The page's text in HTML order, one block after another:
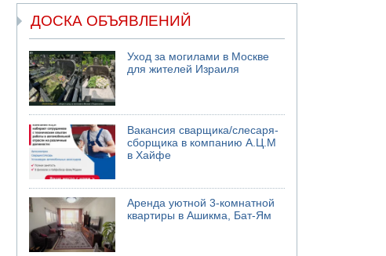
ДОСКА ОБЪЯВЛЕНИЙ
Уход за могилами в Москве
для жителей Израиля
Вакансия сварщика/слесаря-
сборщика в компанию А.Ц.М
в Хайфе
Аренда уютной 3-комнатной
квартиры в Ашикма, Бат-Ям